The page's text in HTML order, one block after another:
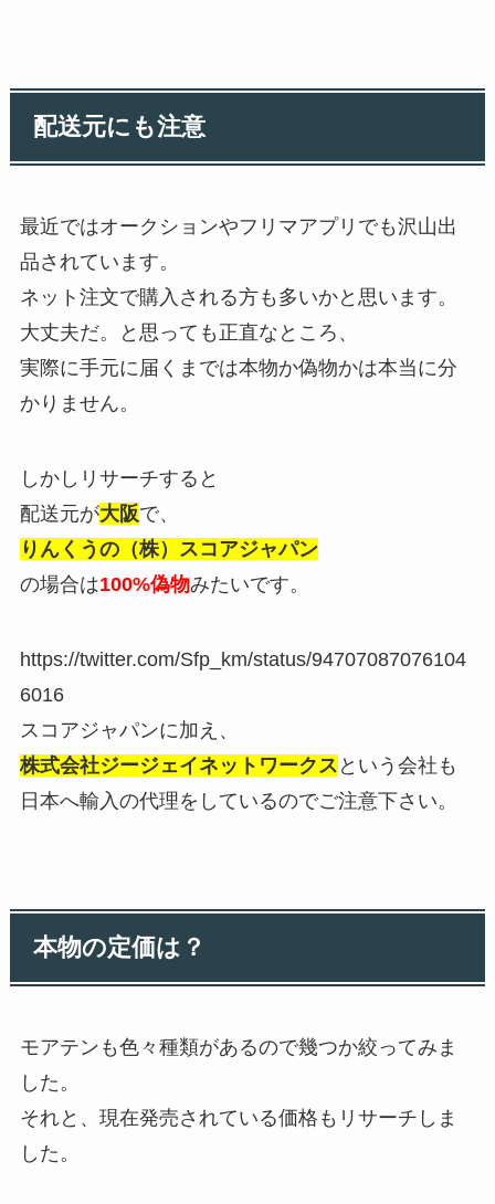
配送元にも注意
最近ではオークションやフリマアプリでも沢山出
品されています。
ネット注文で購入される方も多いかと思います。
大丈夫だ。と思っても正直なところ、
実際に手元に届くまでは本物か偽物かは本当に分
かりません。
しかしリサーチすると
配送元が大阪で、
りんくうの（株）スコアジャパン
の場合は100%偽物みたいです。
https://twitter.com/Sfp_km/status/94707087076104
6016
スコアジャパンに加え、
株式会社ジージェイネットワークス という会社も
日本へ輸入の代理をしているのでご注意下さい。
本物の定価は？
モアテンも色々種類があるので幾つか絞ってみま
した。
それと、現在発売されている価格もリサーチしま
した。